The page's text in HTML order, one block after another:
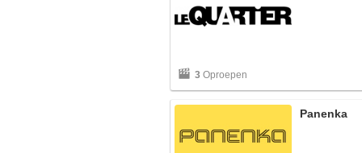
3 Oproepen
Panenka